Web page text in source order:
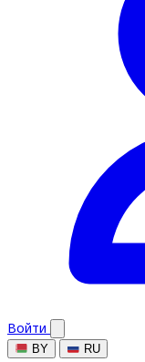
Войти
BY RU